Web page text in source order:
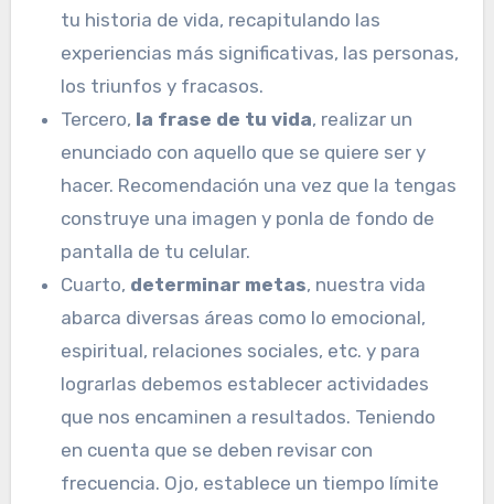
tu historia de vida, recapitulando las
experiencias más significativas, las personas,
los triunfos y fracasos.
Tercero, la frase de tu vida, realizar un
enunciado con aquello que se quiere ser y
hacer. Recomendación una vez que la tengas
construye una imagen y ponla de fondo de
pantalla de tu celular.
Cuarto, determinar metas, nuestra vida
abarca diversas áreas como lo emocional,
espiritual, relaciones sociales, etc. y para
lograrlas debemos establecer actividades
que nos encaminen a resultados. Teniendo
en cuenta que se deben revisar con
frecuencia. Ojo, establece un tiempo límite